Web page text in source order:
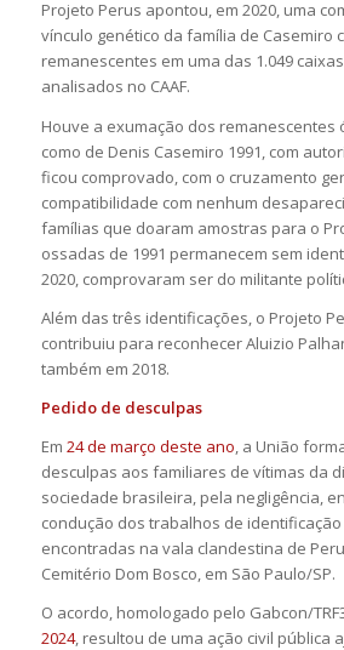
Projeto Perus apontou, em 2020, uma
vínculo genético da família de Casemiro
remanescentes em uma das 1.049
analisados no CAAF.
Houve a exumação dos remanescentes
como de Denis Casemiro 1991, com
ficou comprovado, com o cruzamento
compatibilidade com nenhum
famílias que doaram amostras para o
ossadas de 1991 permanecem sem
2020, comprovaram ser do militante
Além das três identificações, o Projeto
contribuiu para reconhecer Aluizio
também em 2018.
Pedido de desculpas
Em 24 de março deste ano, a União
desculpas aos familiares de vítimas da
sociedade brasileira, pela negligência,
condução dos trabalhos de
encontradas na vala clandestina de
Cemitério Dom Bosco, em São Paulo/SP.
O acordo, homologado pelo Gabcon/
2024, resultou de uma ação civil pública